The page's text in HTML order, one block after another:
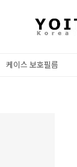
케이스 보호필름